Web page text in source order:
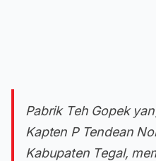
Pabrik Teh Gopek
Kapten P Tendean
Kabupaten Tegal,